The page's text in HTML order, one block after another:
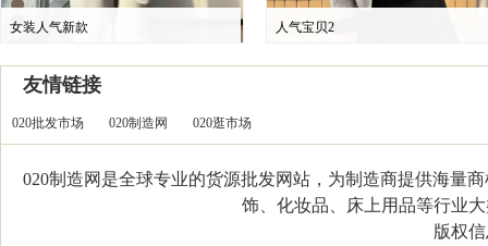
女装人气新款 人气宝贝2
友情链接
020批发市场 020制造网 020逛市场
020制造网是全球专业的货源批发网站，为制造商提供海量
饰、化妆品、床上用品等行业
版权信